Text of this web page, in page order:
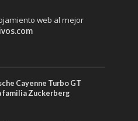
web al mejor
Cayenne Turbo GT
familia Zuckerberg